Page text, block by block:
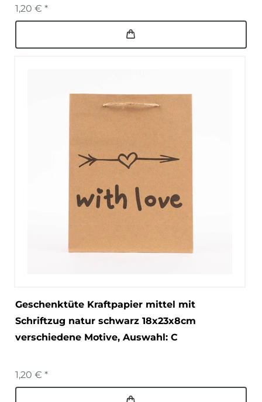
1,20 € *
Geschenktüte Kraftpapier mittel mit
Schriftzug natur schwarz 18x23x8cm
verschiedene Motive, Auswahl: C
1,20 € *